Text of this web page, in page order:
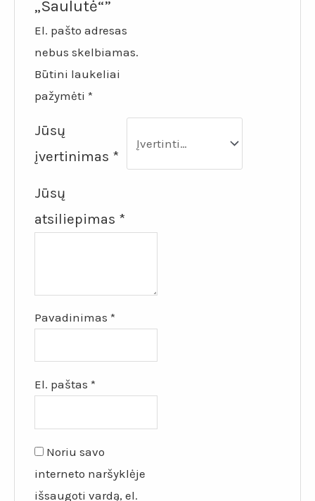
„Saulutė“”
El. pašto adresas
nebus skelbiamas.
Būtini laukeliai
pažymėti*
Jūsų
įvertinimas *
Jūsų
atsiliepimas *
Pavadinimas*
El. paštas*
Noriu savo
interneto naršyklėje
išsaugoti vardą, el.